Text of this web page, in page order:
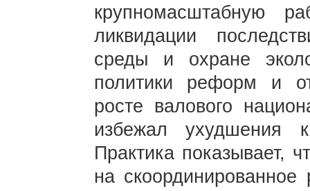
крупномасштабную
ликвидации
среды и охране
политики реформ и
росте валового
избежал ухудшения
Практика показывает,
на скоординированное